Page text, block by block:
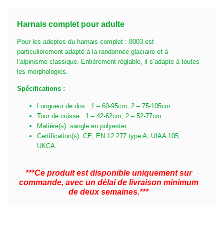
Harnais complet pour adulte
Pour les adeptes du harnais complet : 8003 est
particulièrement adapté à la randonnée glaciaire et à
l’alpinisme classique. Entièrement réglable, il s’adapte à toutes
les morphologies.
Spécifications :
Longueur de dos : 1 – 60-95cm, 2 – 75-105cm
Tour de cuisse : 1 – 42-62cm, 2 – 52-77cm
Matière(s): sangle en polyester
Certification(s): CE, EN 12 277 type A, UIAA 105,
UKCA
***Ce produit est disponible uniquement sur
commande, avec un délai de livraison minimum
de deux semaines.***